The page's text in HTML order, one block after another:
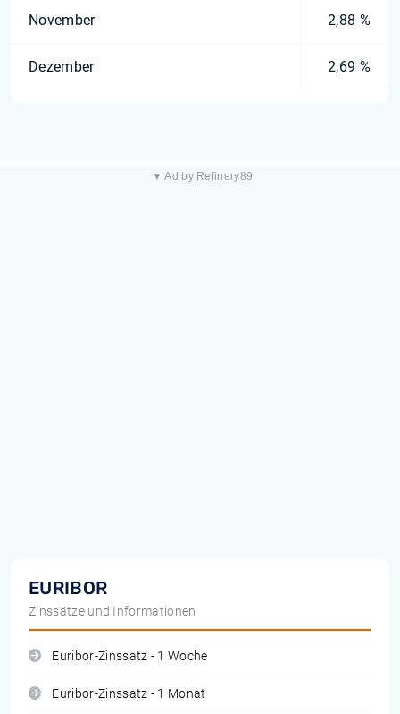
November 2,88 %
Dezember 2,69 %
▼ Ad by Refinery89
EURIBOR
Zinssätze und Informationen
Euribor-Zinssatz - 1 Woche
Euribor-Zinssatz - 1 Monat